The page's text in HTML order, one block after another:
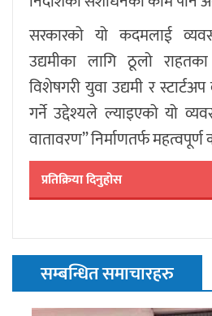
सरकारको यो कदमलाई
उद्यमीका लागि ठूलो
विशेषगरी युवा उद्यमी र
गर्ने उद्देश्यले ल्याइएको यो
वातावरण” निर्माणतर्फ
प्रतिक्रिया दिनुहोस
सम्बन्धित समाचारहरु